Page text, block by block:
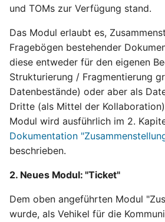
e
a
r
h
und TOMs zur Verfügung stand.
Das Modul erlaubt es,
Fragebögen bestehender
diese entweder für den eigenen
Strukturierung / Fragmentierung
Datenbestände) oder aber als
Dritte (als Mittel der
Modul wird ausführlich im 2.
Dokumentation
beschrieben.
2. Neues Modul: "Ticket"
Dem oben angeführten Modul
wurde, als Vehikel für die